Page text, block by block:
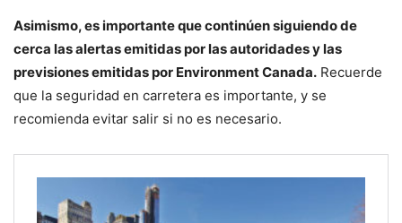
Asimismo, es importante que continúen siguiendo de
cerca las alertas emitidas por las autoridades y las
previsiones emitidas por Environment Canada. Recuerde
que la seguridad en carretera es importante, y se
recomienda evitar salir si no es necesario.